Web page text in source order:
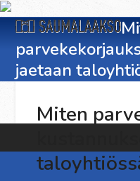
Skip
to
Open
mobile
menu
Close
mobile
menu
jaetaan
Miten